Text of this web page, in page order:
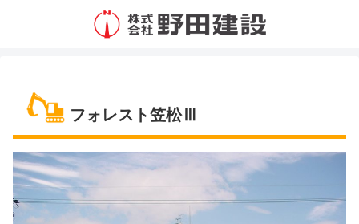
フォレスト笠松Ⅲ